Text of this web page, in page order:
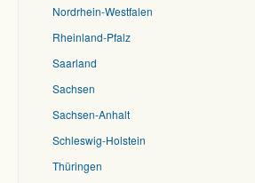
Nordrhein-Westfalen
Rheinland-Pfalz
Saarland
Sachsen
Sachsen-Anhalt
Schleswig-Holstein
Thüringen